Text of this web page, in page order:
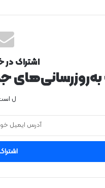
اشتراک در
به‌روزرسانی‌های
ل